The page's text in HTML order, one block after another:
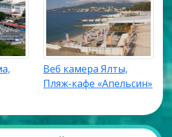
Веб камера Ялты,
Пляж-кафе «Апельсин»